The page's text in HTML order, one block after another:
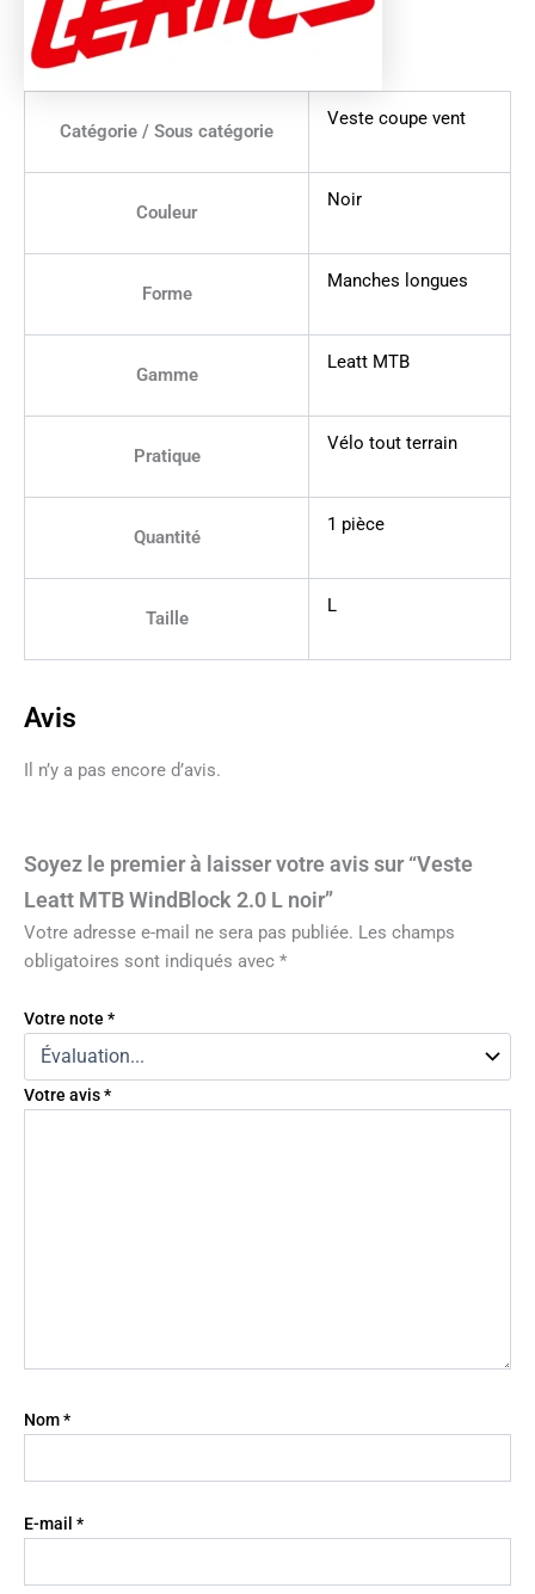
Catégorie / Sous catégorie
Veste coupe vent
Couleur
Noir
Forme
Manches longues
Gamme
Leatt MTB
Pratique
Vélo tout terrain
Quantité
1 pièce
Taille
L
Avis
Il n’y a pas encore d’avis.
Soyez le premier à laisser votre avis sur “Veste
Leatt MTB WindBlock 2.0 L noir”
Votre adresse e-mail ne sera pas publiée. Les champs
obligatoires sont indiqués avec *
Votre note *
Votre avis*
Nom*
E-mail *